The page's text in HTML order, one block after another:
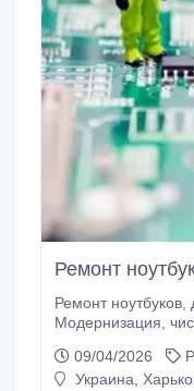
Ремонт
Ремонт ноутбуков, диагностика неисправностей.
Модернизация, чистка, смазка, замена термопасты
системы Windows.
принтер, сканер, web-камера и т. п. Настройка
09/04/2026
Украина,